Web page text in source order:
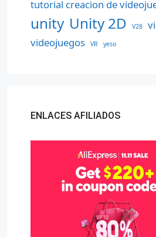
tutorial creacion de
unity Unity 2D V28
videojuegos
VR yeso
ENLACES AFILIADOS